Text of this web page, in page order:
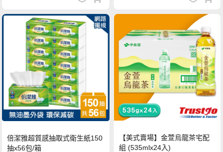
倍潔雅超質感抽取式衛生紙150
抽x56包/箱
【美式賣場】金萱烏龍茶宅配
組 (535mlx24入)